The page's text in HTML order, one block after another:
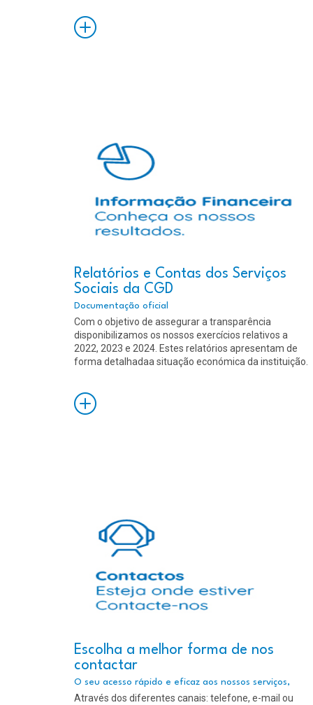
Relatórios e Contas dos Serviços
Sociais da CGD
Documentação oficial
Com o objetivo de assegurar a transparência
disponibilizamos os nossos exercícios relativos a
2022, 2023 e 2024. Estes relatórios apresentam de
forma detalhadaa situação económica da instituição.
Escolha a melhor forma de nos
contactar
O seu acesso rápido e eficaz aos nossos serviços,
Através dos diferentes canais: telefone, e-mail ou